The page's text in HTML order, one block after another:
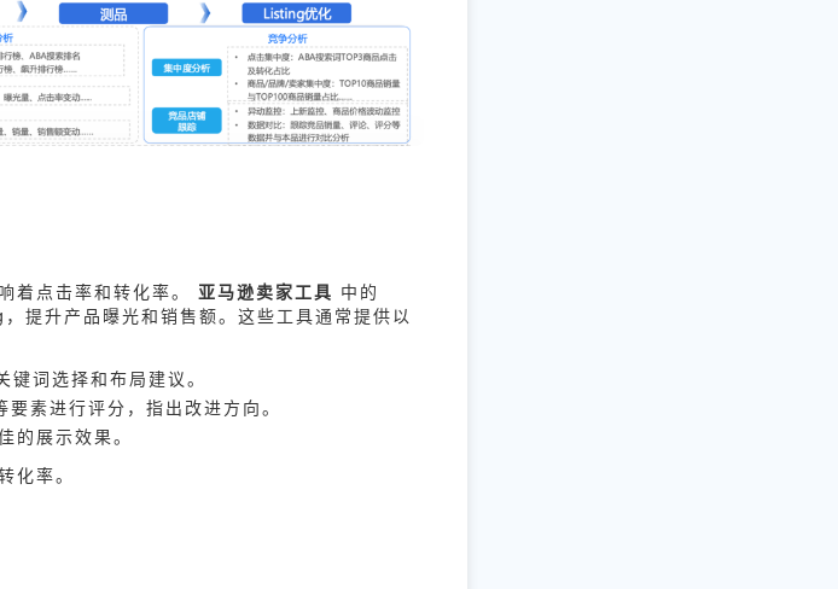
着点击率和转化率。 亚马逊卖家工具 中的
提升产品曝光和销售额。这些工具通常提供以
词选择和布局建议。
素进行评分，指出改进方向。
展示效果。
率。